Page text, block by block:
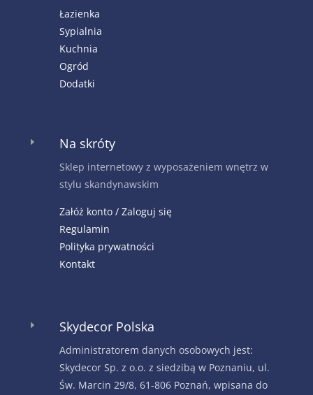
Łazienka
Sypialnia
Kuchnia
Ogród
Dodatki
E Na skróty
Sklep internetowy z wyposażeniem wnętrz w
stylu skandynawskim
Załóż konto / Zaloguj się
Regulamin
Polityka prywatności
Kontakt
E Skydecor Polska
Administratorem danych osobowych jest:
Skydecor Sp. z o.o. z siedzibą w Poznaniu, ul.
Św. Marcin 29/8, 61-806 Poznań, wpisana do